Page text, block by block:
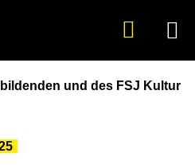
Suche
und des FSJ Kultur